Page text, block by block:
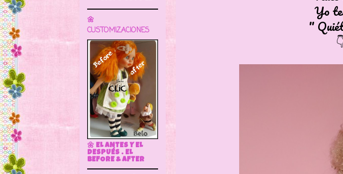
Yo tengo aquí
" Quiétos
🌼
CUSTOMIZACIONES
🌼 EL ANTES Y EL
DESPUÉS . EL
BEFORE & AFTER